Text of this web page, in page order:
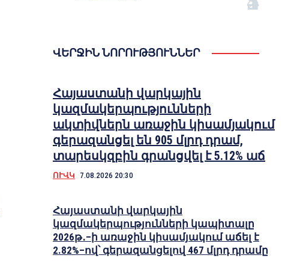
ՎԵՐՋԻՆ ՆՈՐՈՒԹՅՈՒՆՆԵՐ
Հայաստանի վարկային
կազմակերպությունների
ակտիվներն առաջին կիսամյակում
գերազանցել են 905 մլրդ դրամ,
տարեսկզբին գրանցվել է 5.12% աճ
ՈՒՎԿ 7.08.2026 20:30
Հայաստանի վարկային
կազմակերպությունների կապիտալը
2026թ․–ի առաջին կիսամյակում աճել է
2.82%–ով՝ գերազանցելով 467 մլրդ դրամը